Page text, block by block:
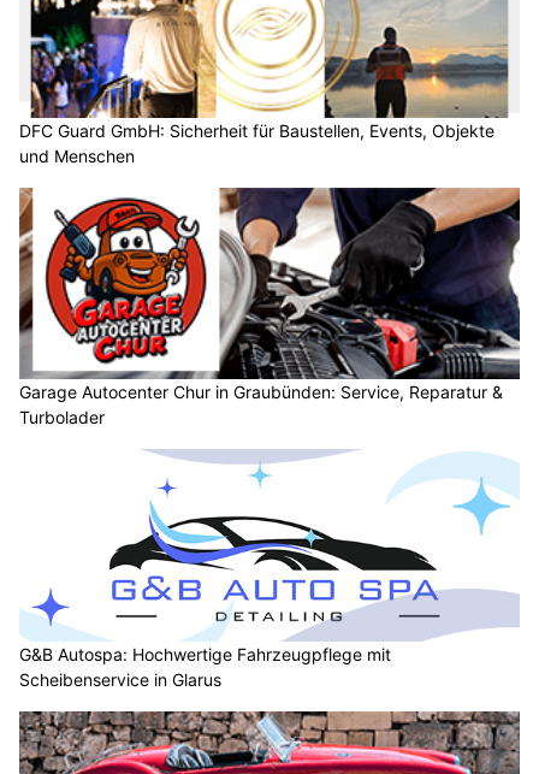
DFC Guard GmbH: Sicherheit für Baustellen, Events, Objekte
und Menschen
Garage Autocenter Chur in Graubünden: Service, Reparatur &
Turbolader
G&B Autospa: Hochwertige Fahrzeugpflege mit
Scheibenservice in Glarus